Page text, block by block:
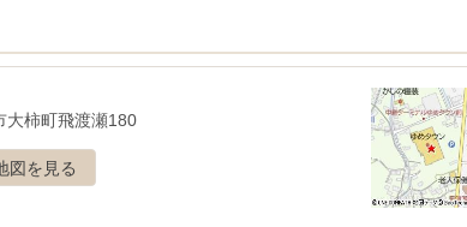
大柿町飛渡瀬180
図を見る